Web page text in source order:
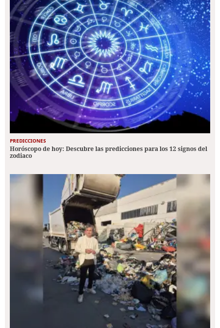
PREDICCIONES
Horóscopo de hoy: Descubre las predicciones para los 12 signos del
zodiaco